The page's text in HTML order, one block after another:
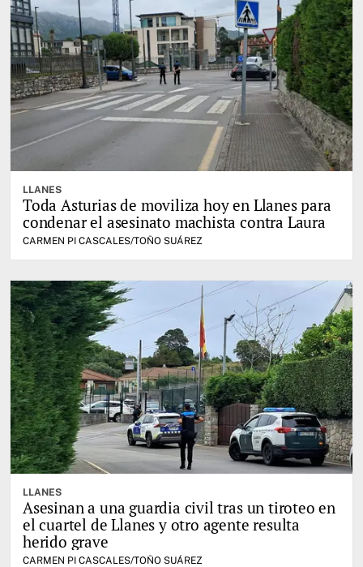
LLANES
Toda Asturias de moviliza hoy en Llanes para
condenar el asesinato machista contra Laura
CARMEN PI CASCALES/TOÑO SUÁREZ
LLANES
Asesinan a una guardia civil tras un tiroteo en
el cuartel de Llanes y otro agente resulta
herido grave
CARMEN PI CASCALES/TOÑO SUÁREZ